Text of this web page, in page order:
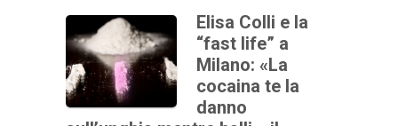
Elisa Colli e la
“fast life” a
Milano: «La
cocaina te la
danno